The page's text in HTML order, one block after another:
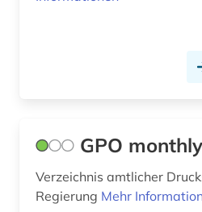
holocaust (1)
indianer (5)
GPO
Verzeichnis amtlicher
Regierung Mehr